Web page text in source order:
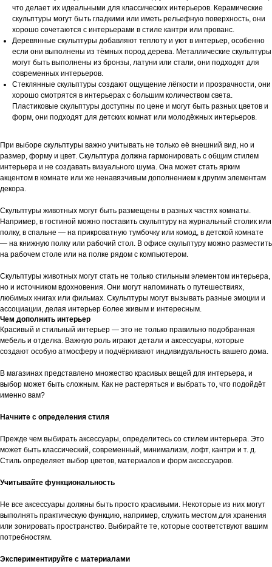
что делает их идеальными для классических интерьеров. Керамические
скульптуры могут быть гладкими или иметь рельефную поверхность, они
хорошо сочетаются с интерьерами в стиле кантри или прованс.
Деревянные скульптуры добавляют теплоту и уют в интерьер, особенно
если они выполнены из тёмных пород дерева. Металлические скульптуры
могут быть выполнены из бронзы, латуни или стали, они подходят для
современных интерьеров.
Стеклянные скульптуры создают ощущение лёгкости и прозрачности, они
хорошо смотрятся в интерьерах с большим количеством света.
Пластиковые скульптуры доступны по цене и могут быть разных цветов и
форм, они подходят для детских комнат или молодёжных интерьеров.
При выборе скульптуры важно учитывать не только её внешний вид, но и
размер, форму и цвет. Скульптура должна гармонировать с общим стилем
интерьера и не создавать визуального шума. Она может стать ярким
акцентом в комнате или же ненавязчивым дополнением к другим элементам
декора.
Скульптуры животных могут быть размещены в разных частях комнаты.
Например, в гостиной можно поставить скульптуру на журнальный столик или
полку, в спальне — на прикроватную тумбочку или комод, в детской комнате
— на книжную полку или рабочий стол. В офисе скульптуру можно разместить
на рабочем столе или на полке рядом с компьютером.
Скульптуры животных могут стать не только стильным элементом интерьера,
но и источником вдохновения. Они могут напоминать о путешествиях,
любимых книгах или фильмах. Скульптуры могут вызывать разные эмоции и
ассоциации, делая интерьер более живым и интересным.
Чем дополнить интерьер
Красивый и стильный интерьер — это не только правильно подобранная
мебель и отделка. Важную роль играют детали и аксессуары, которые
создают особую атмосферу и подчёркивают индивидуальность вашего дома.
В магазинах представлено множество красивых вещей для интерьера, и
выбор может быть сложным. Как не растеряться и выбрать то, что подойдёт
именно вам?
Начните с определения стиля
Прежде чем выбирать аксессуары, определитесь со стилем интерьера. Это
может быть классический, современный, минимализм, лофт, кантри и т. д.
Стиль определяет выбор цветов, материалов и форм аксессуаров.
Учитывайте функциональность
Не все аксессуары должны быть просто красивыми. Некоторые из них могут
выполнять практическую функцию, например, служить местом для хранения
или зонировать пространство. Выбирайте те, которые соответствуют вашим
потребностям.
Экспериментируйте с материалами